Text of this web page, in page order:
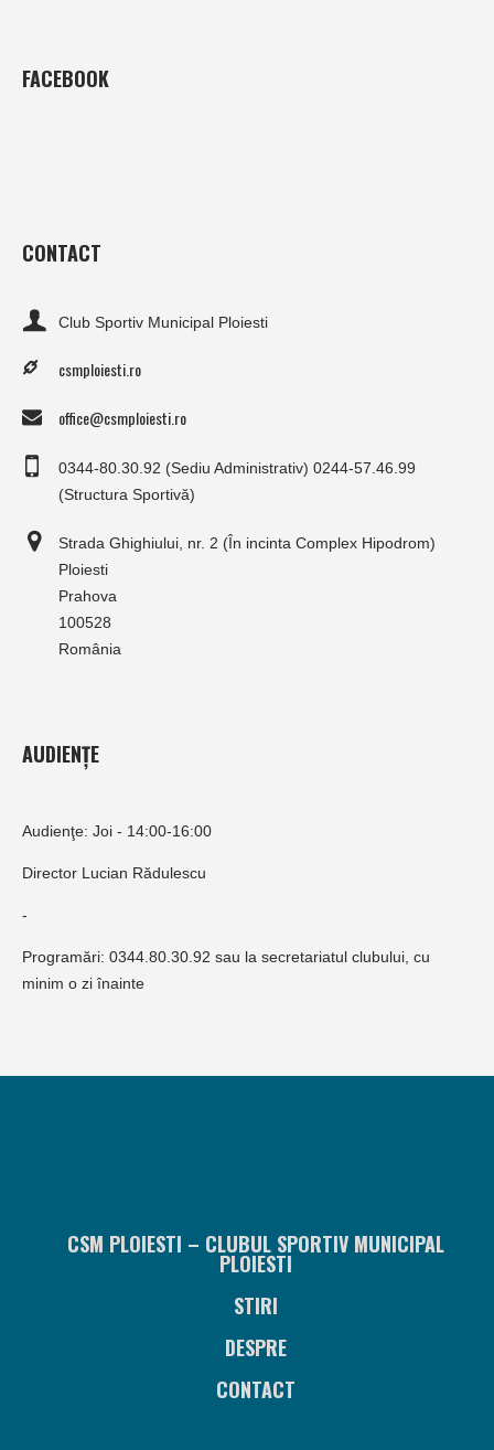
FACEBOOK
CONTACT
Club Sportiv Municipal Ploiesti
csmploiesti.ro
office@csmploiesti.ro
0344-80.30.92 (Sediu Administrativ) 0244-57.46.99
(Structura Sportivă)
Strada Ghighiului, nr. 2 (În incinta Complex Hipodrom)
Ploiesti
Prahova
100528
România
AUDIENȚE
Audienţe: Joi - 14:00-16:00
Director Lucian Rădulescu
-
Programări: 0344.80.30.92 sau la secretariatul clubului, cu
minim o zi înainte
CSM PLOIESTI – CLUBUL SPORTIV MUNICIPAL
PLOIESTI
STIRI
DESPRE
CONTACT